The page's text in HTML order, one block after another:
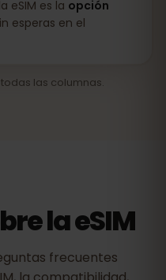
eSIM es la opción
esperas en el
las columnas.
la eSIM
frecuentes